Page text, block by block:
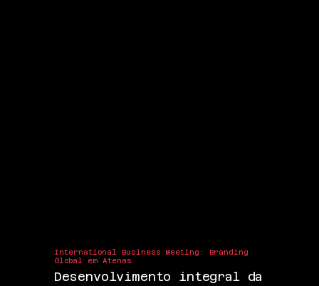
International Business Meeting: Branding
Global em Atenas
Desenvolvimento integral da